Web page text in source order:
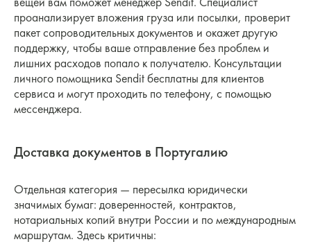
проанализирует вложения груза или посылки, проверит
пакет сопроводительных документов и окажет другую
поддержку, чтобы ваше отправление без проблем и
лишних расходов попало к получателю. Консультации
личного помощника Sendit бесплатны для клиентов
сервиса и могут проходить по телефону, с помощью
мессенджера.
Доставка документов в Португалию
Отдельная категория — пересылка юридически
значимых бумаг: доверенностей, контрактов,
нотариальных копий внутри России и по международным
маршрутам. Здесь критичны: